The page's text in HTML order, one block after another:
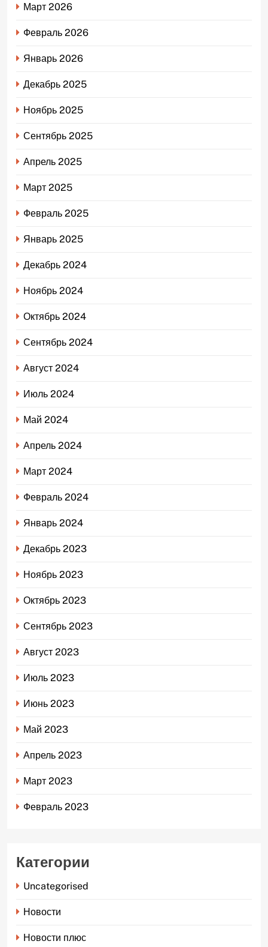
Март 2026
Февраль 2026
Январь 2026
Декабрь 2025
Ноябрь 2025
Сентябрь 2025
Апрель 2025
Март 2025
Февраль 2025
Январь 2025
Декабрь 2024
Ноябрь 2024
Октябрь 2024
Сентябрь 2024
Август 2024
Июль 2024
Май 2024
Апрель 2024
Март 2024
Февраль 2024
Январь 2024
Декабрь 2023
Ноябрь 2023
Октябрь 2023
Сентябрь 2023
Август 2023
Июль 2023
Июнь 2023
Май 2023
Апрель 2023
Март 2023
Февраль 2023
Категории
Uncategorised
Новости
Новости плюс